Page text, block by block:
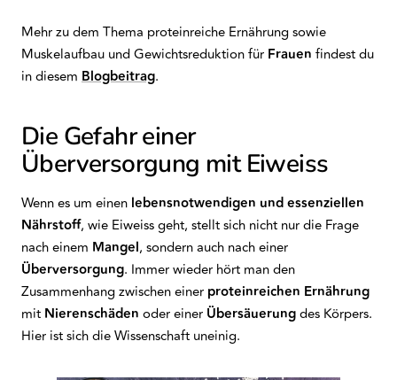
Mehr zu dem Thema proteinreiche Ernährung sowie
Muskelaufbau und Gewichtsreduktion für Frauen findest du
in diesem Blogbeitrag.
Die Gefahr einer
Überversorgung mit Eiweiss
Wenn es um einen lebensnotwendigen und essenziellen
Nährstoff, wie Eiweiss geht, stellt sich nicht nur die Frage
nach einem Mangel, sondern auch nach einer
Überversorgung. Immer wieder hört man den
Zusammenhang zwischen einer proteinreichen Ernährung
mit Nierenschäden oder einer Übersäuerungdes Körpers.
Hier ist sich die Wissenschaft uneinig.